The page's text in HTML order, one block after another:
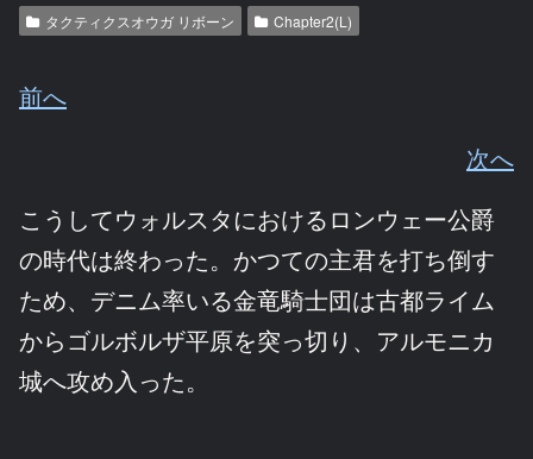
タクティクスオウガ リボーン Chapter2(L)
前へ
次へ
こうしてウォルスタにおけるロンウェー公爵
の時代は終わった。かつての主君を打ち倒す
ため、デニム率いる金竜騎士団は古都ライム
からゴルボルザ平原を突っ切り、アルモニカ
城へ攻め入った。